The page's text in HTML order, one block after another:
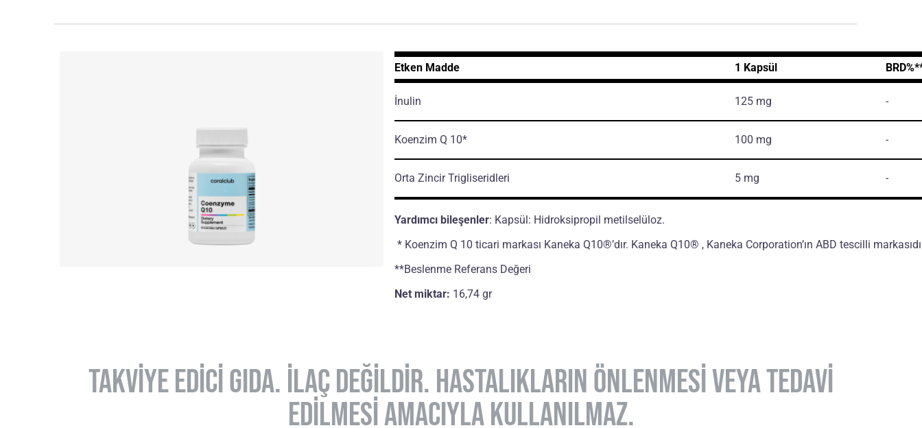
Etken Madde 1 Kapsül
İnulin 125 mg -
Koenzim Q 10* 100 mg -
Orta Zincir Trigliseridleri 5 mg -
Yardımcı bileşenler: Kapsül: Hidroksipropil metilselüloz.
* Koenzim Q 10 ticari markası Kaneka Q10®’dır. Kaneka Q10® , Kaneka Corporation’ın ABD tescilli
**Beslenme Referans Değeri
Net miktar: 16,74 gr
TAKVİYE EDİCİ GIDA. İLAÇ DEĞİLDİR. HASTALIKLARIN ÖNLENMESİ VEYA TEDAVİ
EDİLMESİ AMACIYLA KULLANILMAZ.